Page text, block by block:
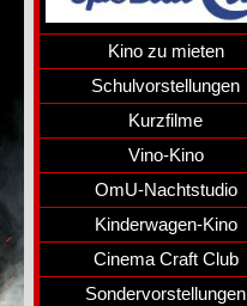
Kino zu mieten
Schulvorstellungen
Kurzfilme
Vino-Kino
OmU-Nachtstudio
Kinderwagen-Kino
Cinema Craft Club
Sondervorstellungen